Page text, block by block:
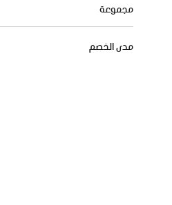
مجموعة
مدى الخصم